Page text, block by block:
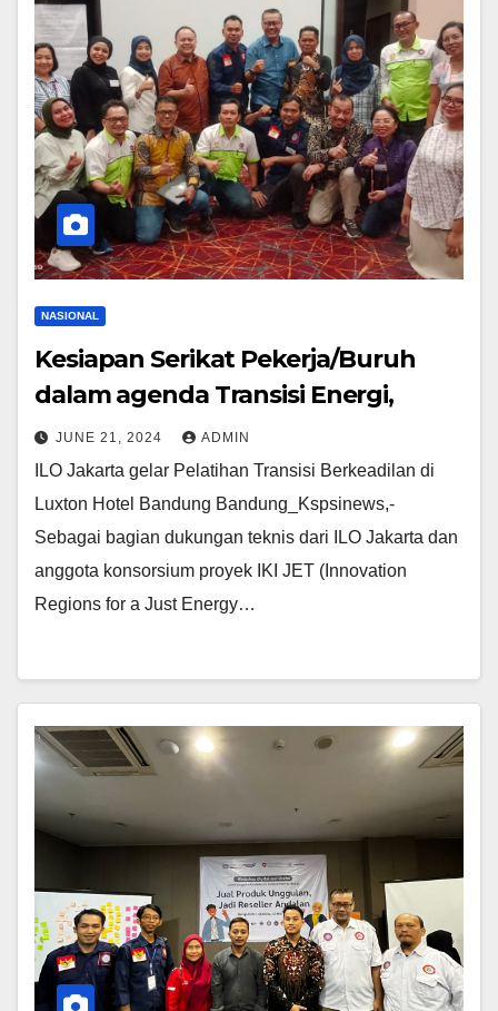
NASIONAL
Kesiapan Serikat Pekerja/Buruh
dalam agenda Transisi Energi,
JUNE 21, 2024 ADMIN
ILO Jakarta gelar Pelatihan Transisi Berkeadilan di
Luxton Hotel Bandung Bandung_Kspsinews,-
Sebagai bagian dukungan teknis dari ILO Jakarta dan
anggota konsorsium proyek IKI JET (Innovation
Regions for a Just Energy…